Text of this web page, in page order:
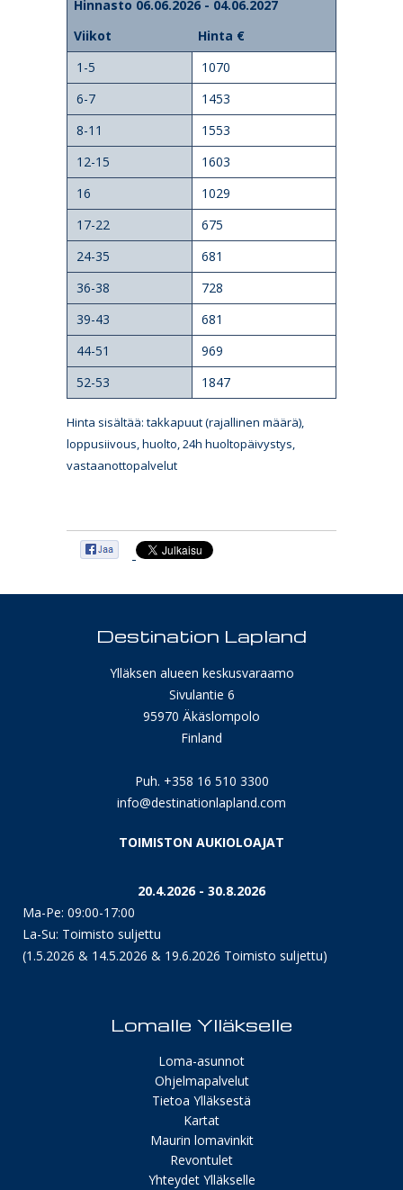
Hinnasto 06.06.2026 - 04.06.2027
Viikot
Hinta €
1-5
1070
6-7
1453
8-11
1553
12-15
1603
16
1029
17-22
675
24-35
681
36-38
728
39-43
681
44-51
969
52-53
1847
Hinta sisältää: takkapuut (rajallinen määrä),
loppusiivous, huolto, 24h huoltopäivystys,
vastaanottopalvelut
Destination Lapland
Ylläksen alueen keskusvaraamo
Sivulantie 6
95970 Äkäslompolo
Finland
Puh. +358 16 510 3300
info@destinationlapland.com
TOIMISTON AUKIOLOAJAT
20.4.2026 - 30.8.2026
Ma-Pe: 09:00-17:00
La-Su: Toimisto suljettu
(1.5.2026 & 14.5.2026 & 19.6.2026 Toimisto suljettu)
Lomalle Ylläkselle
Loma-asunnot
Ohjelmapalvelut
Tietoa Ylläksestä
Kartat
Maurin lomavinkit
Revontulet
Yhteydet Ylläkselle